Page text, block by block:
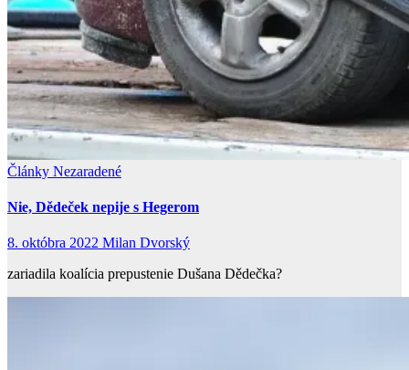
Články Nezaradené
Nie, Dědeček nepije s Hegerom
8. októbra 2022 Milan Dvorský
zariadila koalícia prepustenie Dušana Dědečka?